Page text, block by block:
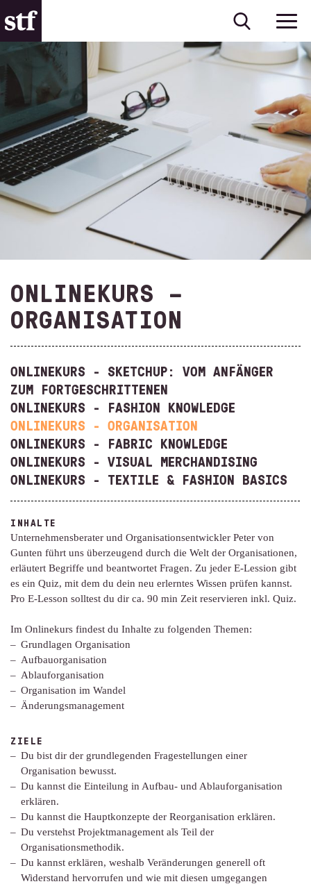
ONLINEKURS –
ORGANISATION
ONLINEKURS - SKETCHUP: VOM ANFÄNGER
ZUM FORTGESCHRITTENEN
ONLINEKURS - FASHION KNOWLEDGE
ONLINEKURS - ORGANISATION
ONLINEKURS - FABRIC KNOWLEDGE
ONLINEKURS - VISUAL MERCHANDISING
ONLINEKURS - TEXTILE & FASHION BASICS
INHALTE
Unternehmensberater und Organisationsentwickler Peter von
Gunten führt uns überzeugend durch die Welt der Organisationen,
erläutert Begriffe und beantwortet Fragen. Zu jeder E-Lession gibt
es ein Quiz, mit dem du dein neu erlerntes Wissen prüfen kannst.
Pro E-Lesson solltest du dir ca. 90 min Zeit reservieren inkl. Quiz.
Im Onlinekurs findest du Inhalte zu folgenden Themen:
Grundlagen Organisation
Aufbauorganisation
Ablauforganisation
Organisation im Wandel
Änderungsmanagement
ZIELE
Du bist dir der grundlegenden Fragestellungen einer
Organisation bewusst.
Du kannst die Einteilung in Aufbau- und Ablauforganisation
erklären.
Du kannst die Hauptkonzepte der Reorganisation erklären.
Du verstehst Projektmanagement als Teil der
Organisationsmethodik.
Du kannst erklären, weshalb Veränderungen generell oft
Widerstand hervorrufen und wie mit diesen umgegangen